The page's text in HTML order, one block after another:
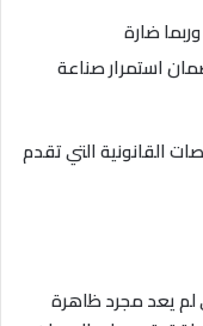
ضارة
استمرار صناعة
القانونية التي تقدم
لم يعد مجرد ظاهرة